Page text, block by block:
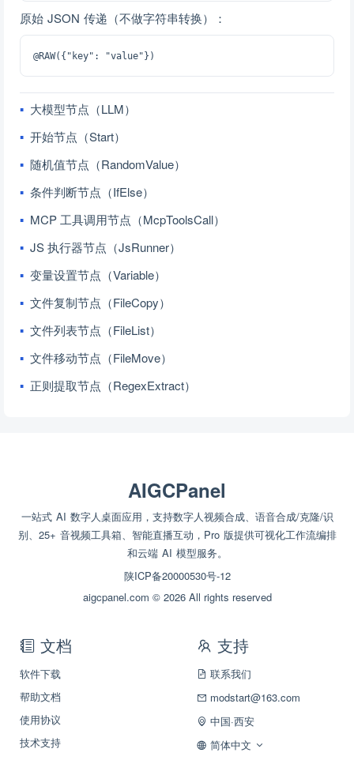
原始 JSON 传递（不做字符串转换）：
大模型节点（LLM）
开始节点（Start）
随机值节点（RandomValue）
条件判断节点（IfElse）
MCP 工具调用节点（McpToolsCall）
JS 执行器节点（JsRunner）
变量设置节点（Variable）
文件复制节点（FileCopy）
文件列表节点（FileList）
文件移动节点（FileMove）
正则提取节点（RegexExtract）
AIGCPanel
一站式 AI 数字人桌面应用，支持数字人视频合成、语音合成/克隆/识
别、25+ 音视频工具箱、智能直播互动，Pro 版提供可视化工作流编排
和云端 AI 模型服务。
陕ICP备20000530号-12
aigcpanel.com © 2026 All rights reserved
文档
软件下载
帮助文档
使用协议
技术支持
支持
联系我们
modstart@163.com
中国·西安
简体中文